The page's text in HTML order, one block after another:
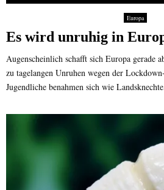
Europa
Es wird unruhig in
Augenscheinlich schafft sich Europa gerade
zu tagelangen Unruhen wegen der
Jugendliche benahmen sich wie